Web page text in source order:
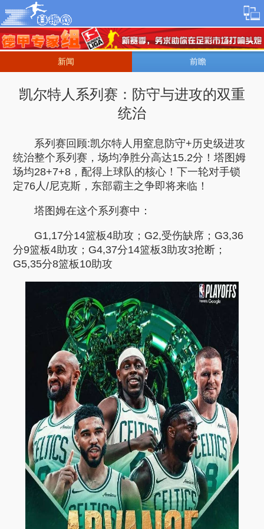
新闻 前瞻
凯尔特人系列赛：防守与进攻的双重
统治
系列赛回顾:凯尔特人用窒息防守+历史级进攻
统治整个系列赛，场均净胜分高达15.2分！塔图姆
场均28+7+8，配得上球队的核心！下一轮对手锁
定76人/尼克斯，东部霸主之争即将来临！
塔图姆在这个系列赛中：
G1,17分14篮板4助攻；G2,受伤缺席；G3,36
分9篮板4助攻；G4,37分14篮板3助攻3抢断；
G5,35分8篮板10助攻